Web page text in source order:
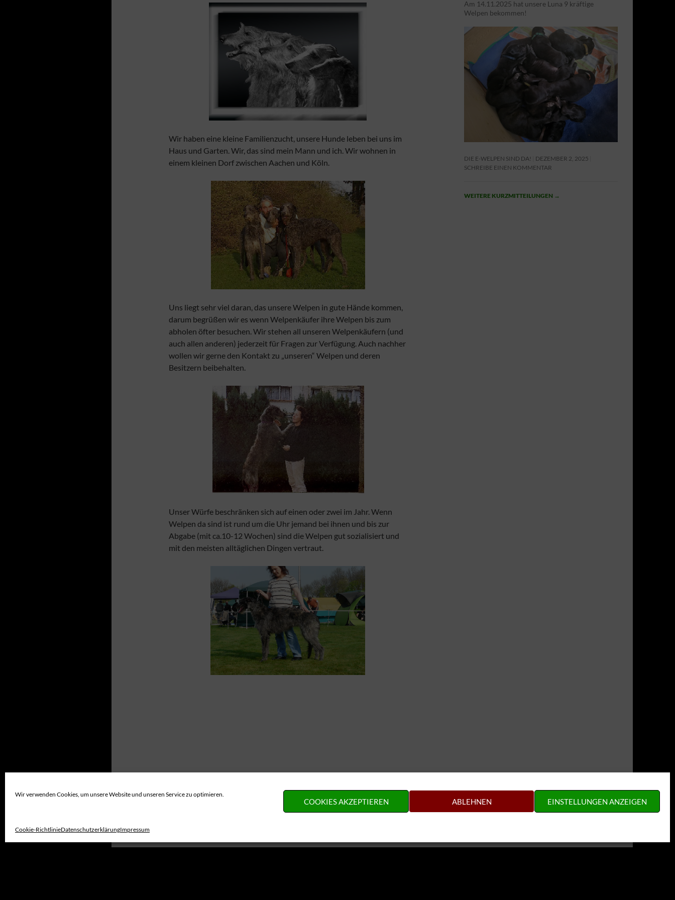
Wir verwenden Cookies, um unsere Website und unseren Service zu optimieren.
COOKIES AKZEPTIEREN ABLEHNEN EINSTELLUNGEN ANZEIGEN
Cookie-RichtlinieDatenschutzerklärungImpressum
Wir haben eine kleine Familienzucht, unsere Hunde leben bei uns im
Haus und Garten. Wir, das sind mein Mann und ich. Wir wohnen in
einem kleinen Dorf zwischen Aachen und Köln.
Uns liegt sehr viel daran, das unsere Welpen in gute Hände kommen,
darum begrüßen wir es wenn Welpenkäufer ihre Welpen bis zum
abholen öfter besuchen. Wir stehen all unseren Welpenkäufern (und
auch allen anderen) jederzeit für Fragen zur Verfügung. Auch nachher
wollen wir gerne den Kontakt zu „unseren“ Welpen und deren
Besitzern beibehalten.
Unser Würfe beschränken sich auf einen oder zwei im Jahr. Wenn
Welpen da sind ist rund um die Uhr jemand bei ihnen und bis zur
Abgabe (mit ca.10-12 Wochen) sind die Welpen gut sozialisiert und
mit den meisten alltäglichen Dingen vertraut.
Am 14.11.2025 hat unsere Luna 9 kräftige
Welpen bekommen!
DIE E-WELPEN SIND DA!
DEZEMBER 2, 2025
SCHREIBE EINEN KOMMENTAR
WEITERE KURZMITTEILUNGEN →